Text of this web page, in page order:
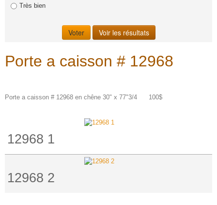
Très bien
Porte a caisson # 12968
Porte a caisson # 12968 en chêne 30" x 77"3/4 100$
12968 1
12968 2